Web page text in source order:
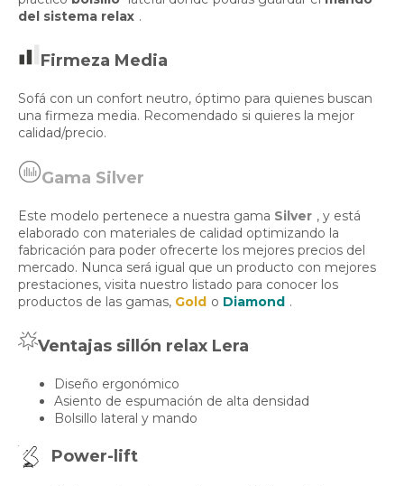
del sistema relax .
Firmeza Media
Sofá con un confort neutro, óptimo para quienes buscan
una firmeza media. Recomendado si quieres la mejor
calidad/precio.
Gama Silver
Este modelo pertenece a nuestra gama Silver , y está
elaborado con materiales de calidad optimizando la
fabricación para poder ofrecerte los mejores precios del
mercado. Nunca será igual que un producto con mejores
prestaciones, visita nuestro listado para conocer los
productos de las gamas, Gold o Diamond .
Ventajas sillón relax Lera
Diseño ergonómico
Asiento de espumación de alta densidad
Bolsillo lateral y mando
Power-lift